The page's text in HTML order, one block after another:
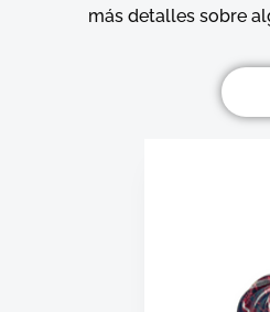
más detalles sobre